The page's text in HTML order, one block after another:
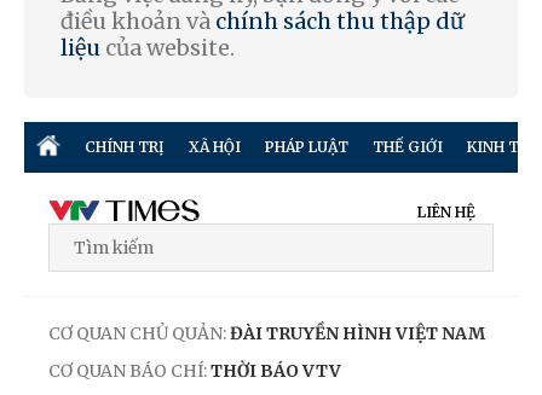
điều khoản và chính sách thu thập dữ
liệu của website.
CHÍNH TRỊ XÃ HỘI PHÁP LUẬT THẾ GIỚI KINH TẾ
LIÊN HỆ
CƠ QUAN CHỦ QUẢN:ĐÀI TRUYỀN HÌNH VIỆT NAM
CƠ QUAN BÁO CHÍ:THỜI BÁO VTV